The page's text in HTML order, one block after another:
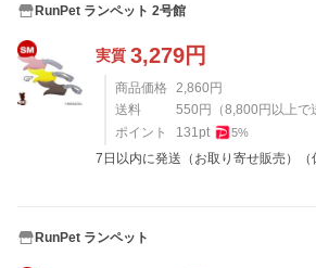
RunPet ランペット 2号館
実質 3,279円
商品価格 2,860 円
送料
550 円 （8,800 円以上で
ポイント
131pt 5%
7日以内に発送（お取り寄せ販売）（
RunPet ランペット